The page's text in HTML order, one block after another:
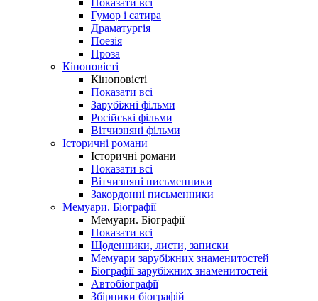
Показати всі
Гумор і сатира
Драматургія
Поезія
Проза
Кіноповісті
Кіноповісті
Показати всі
Зарубіжні фільми
Російські фільми
Вітчизняні фільми
Історичні романи
Історичні романи
Показати всі
Вітчизняні письменники
Закордонні письменники
Мемуари. Біографії
Мемуари. Біографії
Показати всі
Щоденники, листи, записки
Мемуари зарубіжних знаменитостей
Біографії зарубіжних знаменитостей
Автобіографії
Збірники біографій